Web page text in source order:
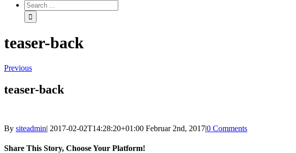
teaser-back
Previous
teaser-back
By siteadmin| 2017-02-02T14:28:20+01:00 Februar 2nd, 2017|0 Comments
Share This Story, Choose Your Platform!